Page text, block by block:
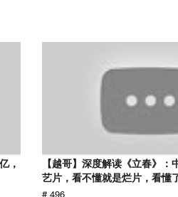
，
【越哥】深度解读《立春》：
艺片，看不懂就是烂片，看懂
# 496